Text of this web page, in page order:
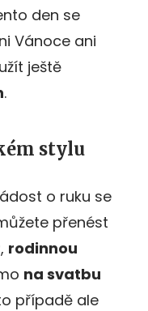
den se
Vánoce ani
ještě
.
stylu
o ruku se
přenést
, rodinnou
na svatbu
případě ale